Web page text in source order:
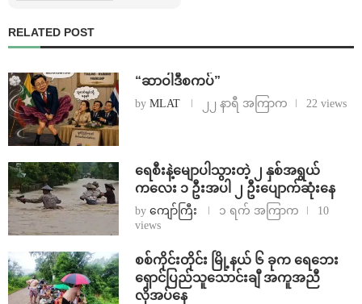
RELATED POST
“ဆာဝါဒီစကပ်”
by MLAT ၂၂ နာရီ အကြာက 22 views
ရေစီးနဲ့မျောပါသွားတဲ့ ၂ နှစ်အရွယ်
ကလေး ၁ ဦးအပါ ၂ ဦးပျောက်ဆုံးနေ
by ကျော်ကြီး ၁ ရက် အကြာက
10
views
စစ်ကိုင်းတိုင်း မြို့နယ် ၆ ခုက ရေဘေး
ရှောင်ပြည်သူသောင်းချီ အကူအညီ
လိုအပ်နေ